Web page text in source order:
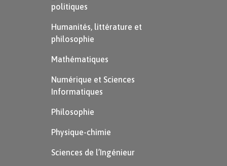
politiques
Humanités, littérature et
philosophie
Mathématiques
Numérique et Sciences
Informatiques
Philosophie
Physique-chimie
Sciences de l’Ingénieur